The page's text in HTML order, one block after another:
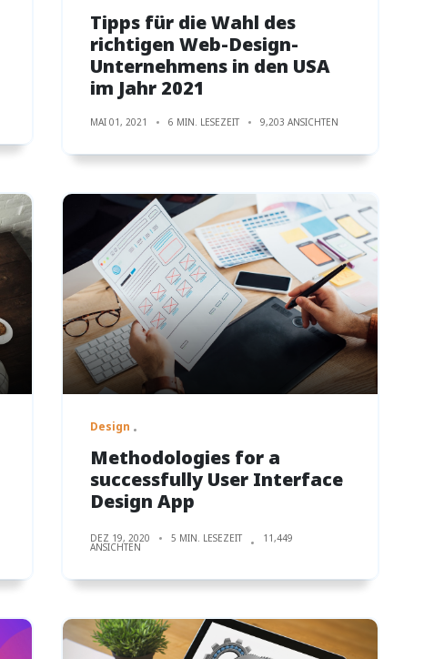
Tipps für die Wahl des
richtigen Web-Design-
Unternehmens in den USA
im Jahr 2021
MAI 01, 2021 6 MIN. LESEZEIT 9,203 ANSICHTEN
Design
Methodologies for a
successfully User Interface
Design App
DEZ 19, 2020 5 MIN. LESEZEIT 11,449
ANSICHTEN